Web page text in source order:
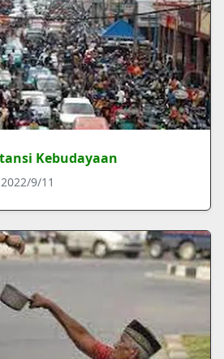
Kebudayaan
2022/9/11